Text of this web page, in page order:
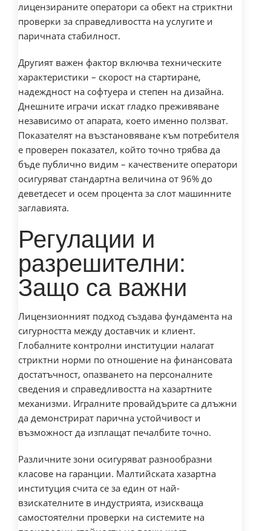
лицензираните оператори са обект на стриктни
проверки за справедливостта на услугите и
паричната стабилност.
Другият важен фактор включва техническите
характеристики – скорост на стартиране,
надеждност на софтуера и степен на дизайна.
Днешните играчи искат гладко преживяване
независимо от апарата, което именно ползват.
Показателят на възстановяване към потребителя
е проверен показател, който точно трябва да
бъде публично видим – качествените оператори
осигуряват стандартна величина от 96% до
деветдесет и осем процента за слот машинните
заглавията.
Регулации и
разрешителни:
Защо са важни
Лицензионният подход създава фундамента на
сигурността между доставчик и клиент.
Глобалните контролни институции налагат
стриктни норми по отношение на финансовата
достатъчност, опазването на персоналните
сведения и справедливостта на хазартните
механизми. Игралните провайдърите са длъжни
да демонстрират парична устойчивост и
възможност да изплащат печалбите точно.
Различните зони осигуряват разнообразни
класове на гаранции. Малтийската хазартна
институция счита се за един от най-
взискателните в индустрията, изискваща
самостоятелни проверки на системите на